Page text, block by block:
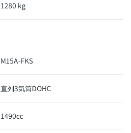
1280 kg
M15A-FKS
直列3気筒DOHC
1490cc